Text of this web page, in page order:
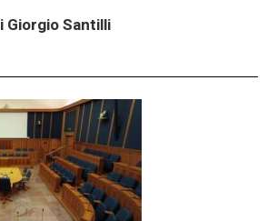
Giorgio Santilli